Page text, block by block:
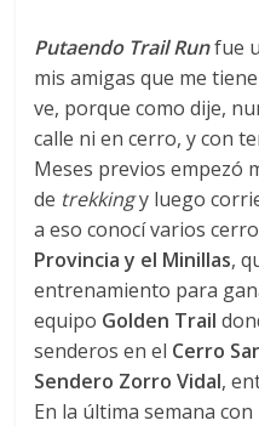
Putaendo Trail Runfue
mis amigas que me
ve, porque como dije,
calle ni en cerro, y con
Meses previos empezó
de trekkingy luego
a eso conocí varios
Provincia y el Minillas,
entrenamiento para
equipo Golden Trail
senderos en el Cerro
Sendero Zorro Vidal,
En la última semana con